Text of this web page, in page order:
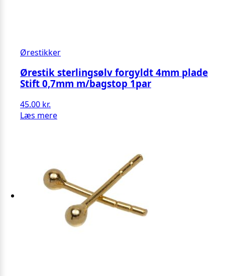
Ørestikker
Ørestik sterlingsølv forgyldt 4mm plade
Stift 0,7mm m/bagstop 1par
45.00 kr.
Læs mere